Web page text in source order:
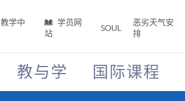
教学中
学员网
站
SOUL
恶劣天气安
排
教与学 国际课程